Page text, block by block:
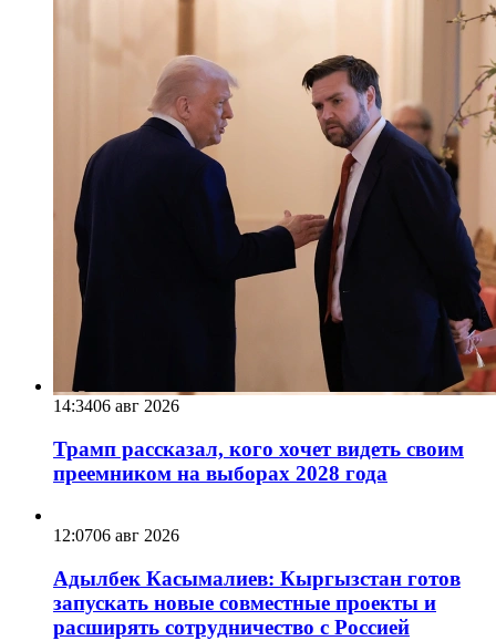
14:3406 авг 2026
Трамп рассказал, кого хочет видеть своим
преемником на выборах 2028 года
12:0706 авг 2026
Адылбек Касымалиев: Кыргызстан готов
запускать новые совместные проекты и
расширять сотрудничество с Россией